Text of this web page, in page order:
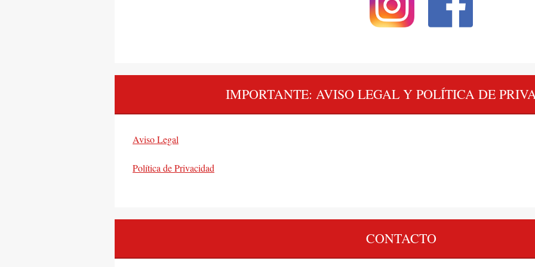
IMPORTANTE: AVISO LEGAL Y POLÍTICA DE
Aviso Legal
Política de Privacidad
CONTACTO